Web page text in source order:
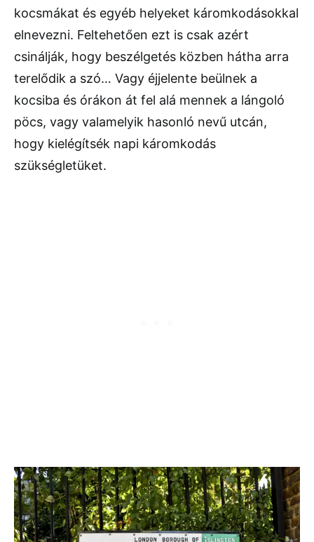
kocsmákat és egyéb helyeket káromkodásokkal
elnevezni. Feltehetően ezt is csak azért
csinálják, hogy beszélgetés közben hátha arra
terelődik a szó… Vagy éjjelente beülnek a
kocsiba és órákon át fel alá mennek a lángoló
pöcs, vagy valamelyik hasonló nevű utcán,
hogy kielégítsék napi káromkodás
szükségletüket.